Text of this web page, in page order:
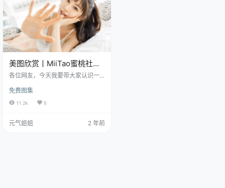
美图欣赏丨MiiTao蜜桃社
Lynn刘奕宁
各位网友，今天我要带大家认识一
文名Lynn，一个在模特界和网红界
都混得风生水起的多才多艺女孩。
生，身高168公分，体重嘛，46到4
免费图集
11.2k 0
元气姐姐 2 年前